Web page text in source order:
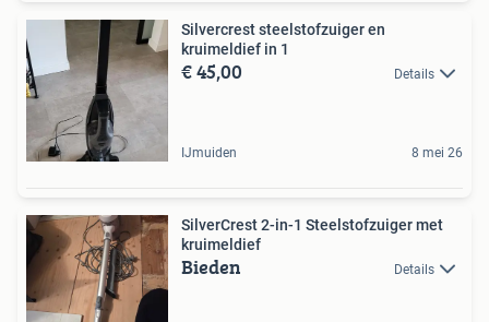
Silvercrest steelstofzuiger en
kruimeldief in 1
€ 45,00 Details
IJmuiden 8 mei 26
SilverCrest 2-in-1 Steelstofzuiger met
kruimeldief
Bieden Details